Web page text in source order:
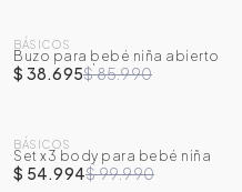
-55 %
BÁSICOS
Buzo para bebé niña abierto
con capucha
$ 38.695$ 85.990
-45%
BÁSICOS
Set x3 body para bebé niña
manga corta
$ 54.994$ 99.990